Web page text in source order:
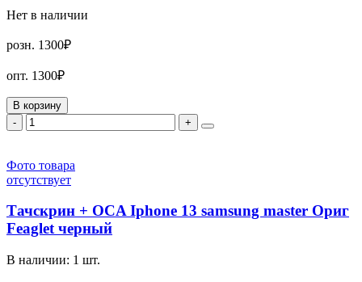
Нет в наличии
розн. 1300₽
опт. 1300₽
В корзину
-
+
Фото товара
отсутствует
Тачскрин + OCA Iphone 13 samsung master Ориг
Feaglet черный
В наличии: 1 шт.